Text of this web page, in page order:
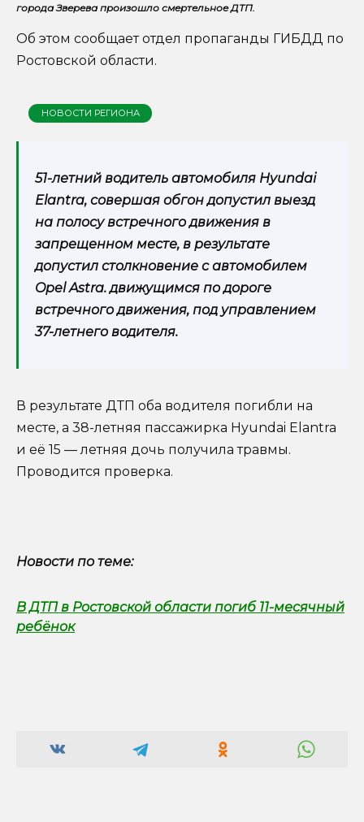
города Зверева произошло смертельное ДТП.
Об этом сообщает отдел пропаганды ГИБДД по
Ростовской области.
НОВОСТИ РЕГИОНА
51-летний водитель автомобиля Hyundai
Elantra, совершая обгон допустил выезд
на полосу встречного движения в
запрещенном месте, в результате
допустил столкновение с автомобилем
Opel Astra. движущимся по дороге
встречного движения, под управлением
37-летнего водителя.
В результате ДТП оба водителя погибли на
месте, а 38-летняя пассажирка Hyundai Elantra
и её 15 — летняя дочь получила травмы.
Проводится проверка.
Новости по теме:
В ДТП в Ростовской области погиб 11-месячный
ребёнок